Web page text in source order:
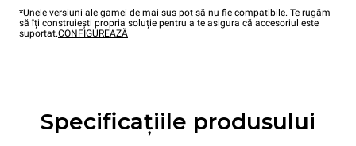
*Unele versiuni ale gamei de mai sus pot să nu fie compatibile. Te rugăm
să îți construiești propria soluție pentru a te asigura că accesoriul este
suportat.CONFIGUREAZĂ
Specificațiile produsului